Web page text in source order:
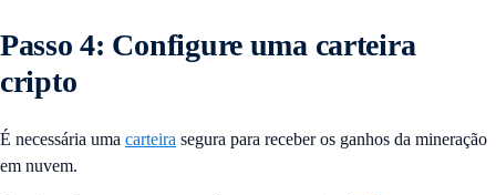
Passo 4: Configure uma carteira
cripto
É necessária uma carteira segura para receber os ganhos da mineração
em nuvem.